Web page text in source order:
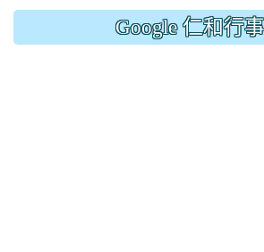
Google 仁和行